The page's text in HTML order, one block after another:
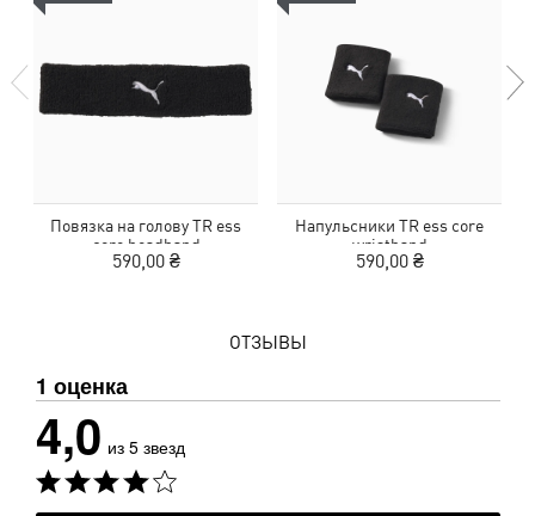
Повязка на голову TR ess
core headband
590,00 ₴
Напульсники TR ess core
wristband
590,00 ₴
ОТЗЫВЫ
1 оценка
4,0 из 5 звезд